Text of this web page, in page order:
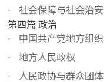
社会保障与社会治安
第四篇 政治
中国共产党地方组织
地方人民政权
人民政协与群众团体